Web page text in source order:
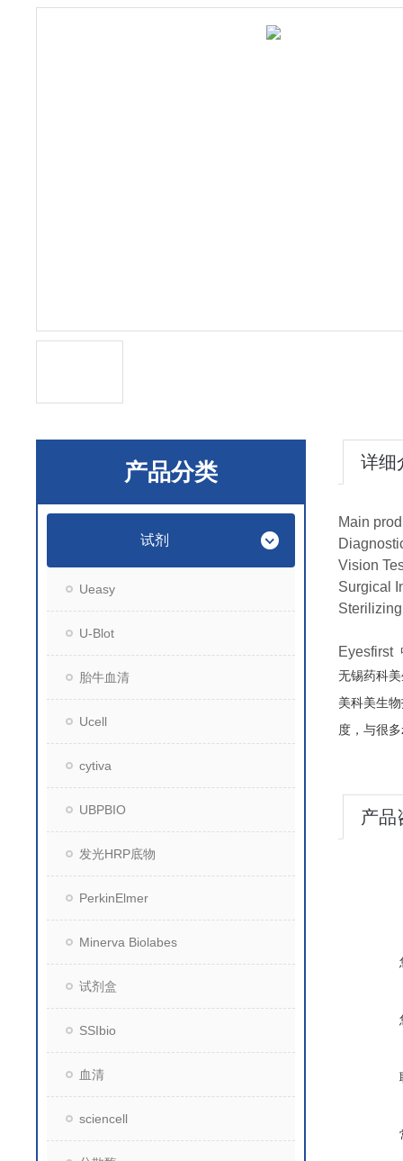
产品分类
试剂
Ueasy
U-Blot
胎牛血清
Ucell
cytiva
UBPBIO
发光HRP底物
PerkinElmer
Minerva Biolabes
试剂盒
SSIbio
血清
sciencell
详细
Main
Vision
Surgical
Eyesfirst
无锡药科
美科美生
度，与很
产品